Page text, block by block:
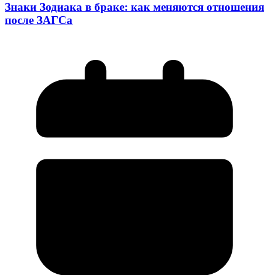
Знаки Зодиака в браке: как меняются отношения
после ЗАГСа